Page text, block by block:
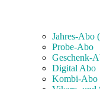
Jahres-Abo
Probe-Abo
Geschenk-
Digital Abo
Kombi-Abo